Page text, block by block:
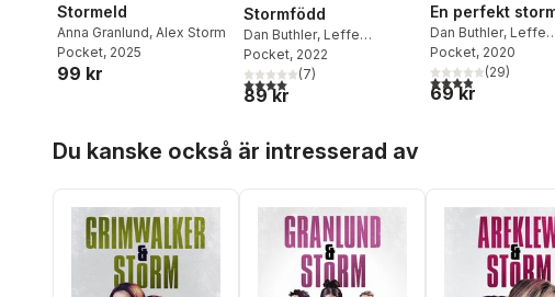
Stormeld
Anna Granlund, Alex Storm
Pocket, 2025
99 kr
Stormfödd
Dan Buthler, Leffe
Grimwalker
Pocket, 2022
4,0utav 5 stjärnor. Totalt antal röster:
(7)
89 kr
En perfekt
Dan Buthler, Leffe
Grimwalker
Pocket, 2020
3,9utav 5 stjärnor.
(29)
69 kr
Du kanske också är intresserad av